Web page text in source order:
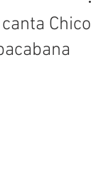
Chico